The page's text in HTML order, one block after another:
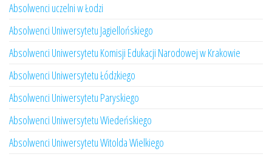
Absolwenci uczelni w Łodzi
Absolwenci Uniwersytetu Jagiellońskiego
Absolwenci Uniwersytetu Komisji Edukacji Narodowej w Krakowie
Absolwenci Uniwersytetu Łódzkiego
Absolwenci Uniwersytetu Paryskiego
Absolwenci Uniwersytetu Wiedeńskiego
Absolwenci Uniwersytetu Witolda Wielkiego